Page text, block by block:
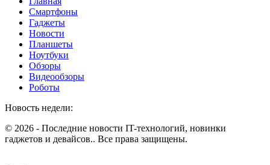
Смартфоны
Гаджеты
Новости
Планшеты
Ноутбуки
Обзоры
Видеообзоры
Роботы
Новость недели:
© 2026 - Последние новости IT-технологий, новинки
гаджетов и девайсов.. Все права защищены.